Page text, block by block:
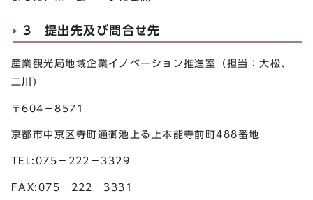
3 提出先及び問合せ先
産業観光局地域企業イノベーション推進室（担当：大松、
二川）
〒604－8571
京都市中京区寺町通御池上る上本能寺前町488番地
TEL:075－222－3329
FAX:075－222－3331